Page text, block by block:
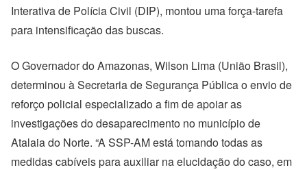
Interativa de Polícia Civil (DIP), montou uma força-tarefa
para intensificação das buscas.
O Governador do Amazonas, Wilson Lima (União Brasil),
determinou à Secretaria de Segurança Pública o envio de
reforço policial especializado a fim de apoiar as
investigações do desaparecimento no município de
Atalaia do Norte. “A SSP-AM está tomando todas as
medidas cabíveis para auxiliar na elucidação do caso, em